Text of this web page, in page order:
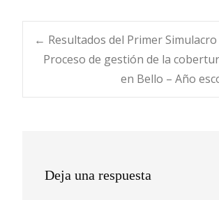
Navegación
de
← Resultados del Primer Simulacro
Proceso de gestión de la
en Bello – Año
Deja una respuesta